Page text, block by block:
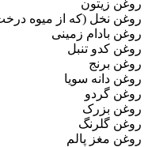
روغن زیتون
روغن نخل (که از میوه
روغن بادام زمینی
روغن کدو تنبل
روغن برنج
روغن دانه سویا
روغن گردو
روغن بزرک
روغن گلرنگ
روغن مغز پالم